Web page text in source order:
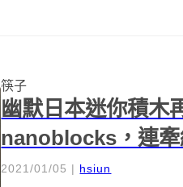
筷子
幽默日本迷你積木
nanoblocks，連
2021/01/05 | hsiun